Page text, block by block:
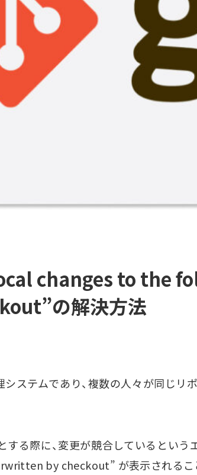
changes to the
の解決方法
ステムであり、複数の人々が同じリ
する際に、変更が競合しているとい
by checkout” が表示されるこ